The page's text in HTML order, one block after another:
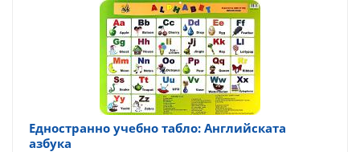
Едностранно учебно табло: Английската
азбука